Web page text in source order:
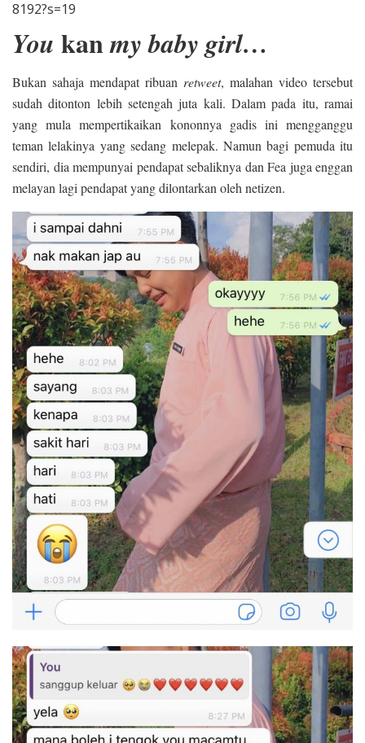
8192?s=19
You kanmy baby girl…
Bukan sahaja mendapat ribuan retweet, malahan video tersebut
sudah ditonton lebih setengah juta kali. Dalam pada itu, ramai
yang mula mempertikaikan kononnya gadis ini mengganggu
teman lelakinya yang sedang melepak. Namun bagi pemuda itu
sendiri, dia mempunyai pendapat sebaliknya dan Fea juga enggan
melayan lagi pendapat yang dilontarkan oleh netizen.